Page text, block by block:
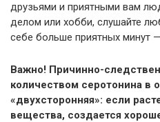
друзьями и приятными вам
делом или хобби, слушайте
себе больше приятных минут
Важно! Причинно-
количеством серотонина в
«двухсторонняя»: если
вещества, создается